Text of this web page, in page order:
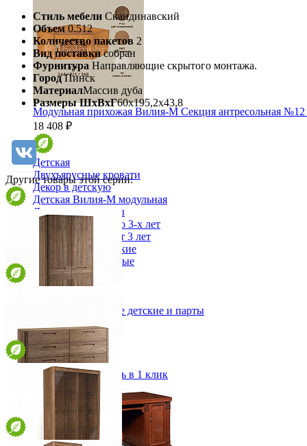
Модульная прихожая Вилия-М Секция антресольная
18 408 ₽
Детская
Двухъярусные кровати
Декор в детскую
Детская Вилия-М модульная
Детские гарнитуры
Детские кровати до 3-х лет
Детские кровати от 3 лет
Комоды классические
Комоды пеленальные
Кровати домики
Полки детские
Столы письменные детские и парты
Шведская стенка
Шкафы детские
Ящики и короба
Стиль мебели Скандинавский
Объем 0.512
Количество пакетов 2
Вид поставки собран
Фурнитура Направляющие скрытого монтажа.
Город Пинск
МатериалМассив дуба
Размеры ШхВхГ60х195,2х43,8
Другие товары этой серии:
Шкаф Этерно (Eterno) 2
от 241 505 ₽
105х210х59,4 см
В корзину
Быстро купить в 1 клик
Комод Этерно (Eterno) 6
от 133 200 ₽
139,8х77,7х43,8 см